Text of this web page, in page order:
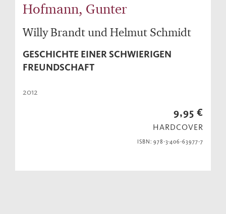
Hofmann, Gunter
Willy Brandt und Helmut Schmidt
GESCHICHTE EINER SCHWIERIGEN
FREUNDSCHAFT
2012
9,95 €
HARDCOVER
ISBN: 978-3-406-63977-7